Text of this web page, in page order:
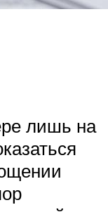
лишь на